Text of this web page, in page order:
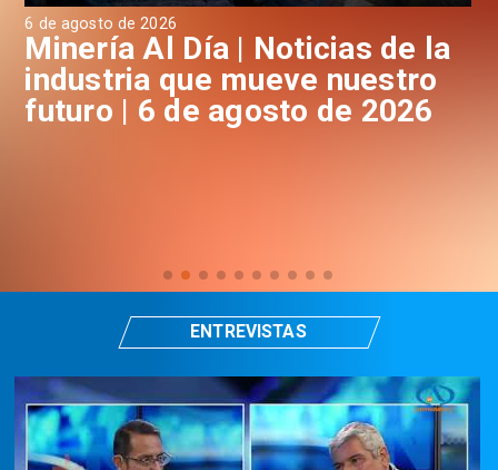
6 de agosto de 2026
Minería Al Día | Noticias de la
industria que mueve nuestro
futuro | 6 de agosto de 2026
ENTREVISTAS